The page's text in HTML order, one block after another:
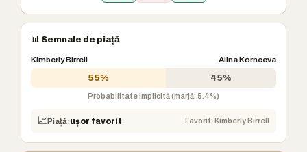
📊 Semnale de piață
Kimberly Birrell Alina Korneeva
55% 45%
Probabilitate implicită (marjă: 5.4%)
📈Piață:ușor favorit Favorit: Kimberly Birrell